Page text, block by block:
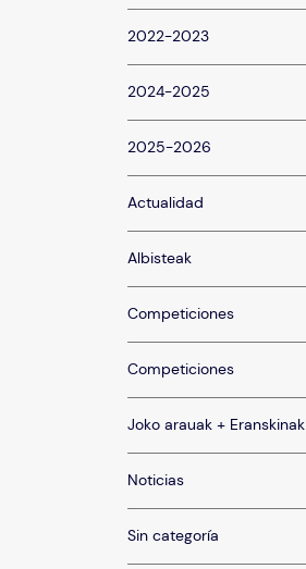
2022-2023
2024-2025
2025-2026
Actualidad
Albisteak
Competiciones
Competiciones
Joko arauak + Eranskinak
Noticias
Sin categoría